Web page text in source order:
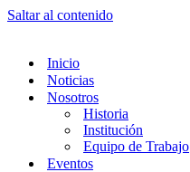
Saltar al contenido
Inicio
Noticias
Nosotros
Historia
Institución
Equipo de Trabajo
Eventos